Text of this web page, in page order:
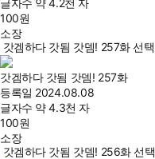
글자수 약 4.2천 자
100원
소장
갓겜하다 갓됨 갓뎀! 257화 선택
갓겜하다 갓됨 갓뎀! 257화
등록일 2024.08.08
글자수 약 4.3천 자
100원
소장
갓겜하다 갓됨 갓뎀! 256화 선택